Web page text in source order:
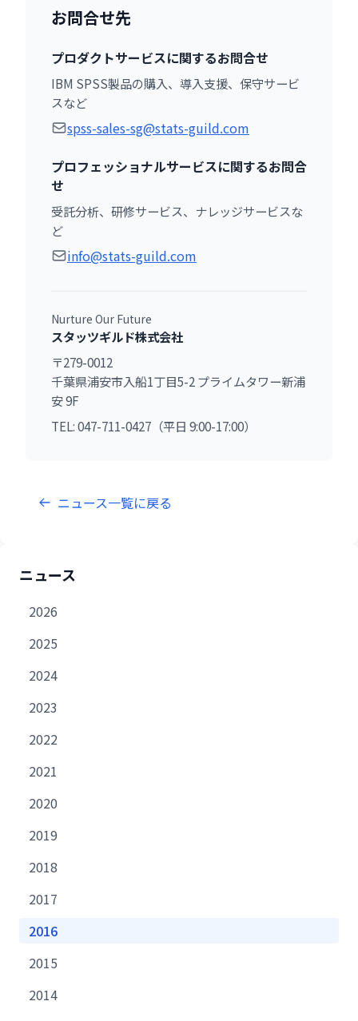
お問合せ先
プロダクトサービスに関するお問合せ
IBM SPSS製品の購入、導入支援、保守サービ
スなど
spss-sales-sg@stats-guild.com
プロフェッショナルサービスに関するお問合
せ
受託分析、研修サービス、ナレッジサービスな
ど
info@stats-guild.com
Nurture Our Future
スタッツギルド株式会社
〒279-0012
千葉県浦安市入船1丁目5-2 プライムタワー新浦
安 9F
TEL: 047-711-0427（平日 9:00-17:00）
ニュース一覧に戻る
ニュース
2026
2025
2024
2023
2022
2021
2020
2019
2018
2017
2016
2015
2014